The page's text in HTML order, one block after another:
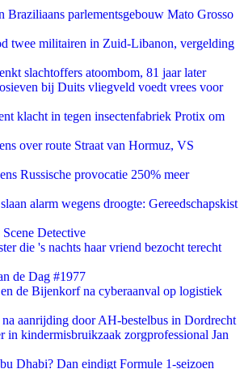
Braziliaans parlementsgebouw Mato Grosso
twee militairen in Zuid-Libanon, vergelding
slachtoffers atoombom, 81 jaar later
bij Duits vliegveld voedt vrees voor
klacht in tegen insectenfabriek Protix om
over route Straat van Hormuz, VS
Russische provocatie 250% meer
alarm wegens droogte: Gereedschapskist
Detective
die 's nachts haar vriend bezocht terecht
de Dag #1977
de Bijenkorf na cyberaanval op logistiek
aanrijding door AH-bestelbus in Dordrecht
in kindermisbruikzaak zorgprofessional Jan
Dhabi? Dan eindigt Formule 1-seizoen